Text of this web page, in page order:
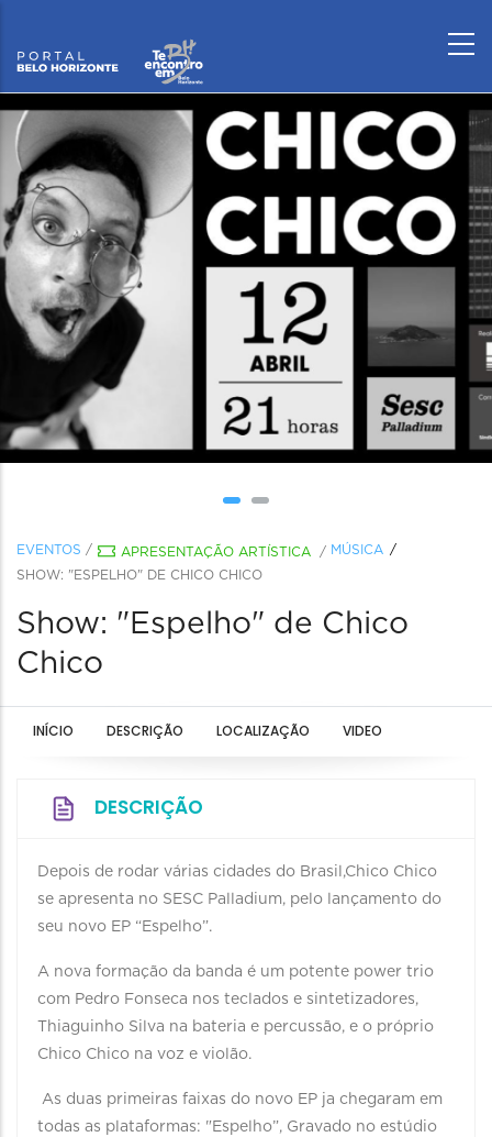
EVENTOS / APRESENTAÇÃO ARTÍSTICA / MÚSICA
SHOW: "ESPELHO" DE CHICO CHICO
Show: "Espelho" de Chico
Chico
INÍCIO DESCRIÇÃO LOCALIZAÇÃO VIDEO
DESCRIÇÃO
Depois de rodar várias cidades do Brasil,Chico Chico
se apresenta no SESC Palladium, pelo lançamento do
seu novo EP “Espelho”.
A nova formação da banda é um potente power trio
com Pedro Fonseca nos teclados e sintetizadores,
Thiaguinho Silva na bateria e percussão, e o próprio
Chico Chico na voz e violão.
As duas primeiras faixas do novo EP ja chegaram em
todas as plataformas: "Espelho”, Gravado no estúdio